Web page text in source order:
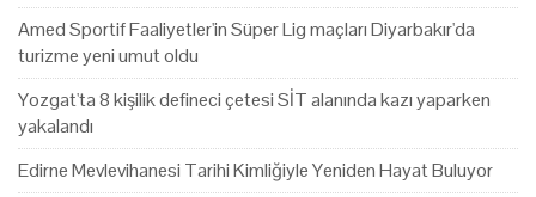
Amed Sportif Faaliyetler'in Süper Lig maçları Diyarbakır'da
turizme yeni umut oldu
Yozgat'ta 8 kişilik defineci çetesi SİT alanında kazı yaparken
yakalandı
Edirne Mevlevihanesi Tarihi Kimliğiyle Yeniden Hayat Buluyor